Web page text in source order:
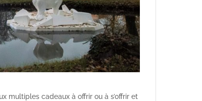
multiples cadeaux à offrir ou à s’offrir et